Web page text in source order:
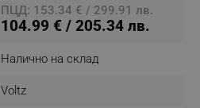
ПЦД: 153.34 € / 299.91 лв.
104.99 € / 205.34 лв.
Налично на склад
Voltz